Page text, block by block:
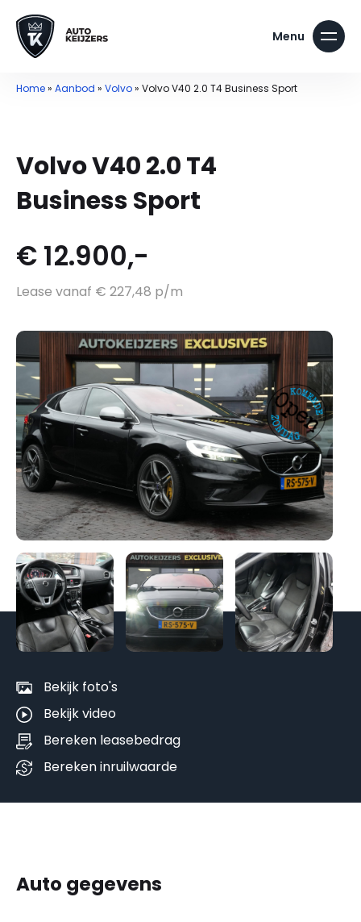
Home» Aanbod » Volvo» Volvo V40 2.0 T4 Business Sport
Volvo V40 2.0 T4
Business Sport
€ 12.900,-
Lease vanaf € 227,48 p/m
Bekijk foto's
Bekijk video
Bereken leasebedrag
Bereken inruilwaarde
Auto gegevens